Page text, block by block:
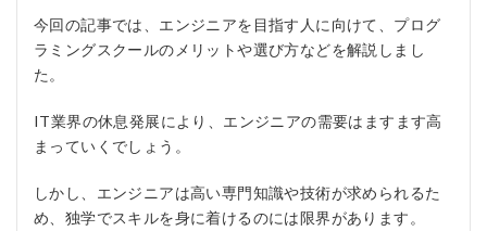
今回の記事では、エンジニアを目指す人に向けて、プログ
ラミングスクールのメリットや選び方などを解説しまし
た。
IT業界の休息発展により、エンジニアの需要はますます高
まっていくでしょう。
しかし、エンジニアは高い専門知識や技術が求められるた
め、独学でスキルを身に着けるのには限界があります。